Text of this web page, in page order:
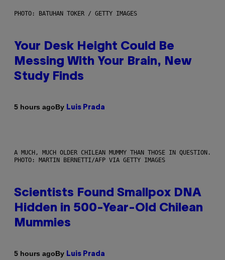
PHOTO: BATUHAN TOKER / GETTY IMAGES
Your Desk Height Could Be
Messing With Your Brain, New
Study Finds
5 hours agoBy Luis Prada
A MUCH, MUCH OLDER CHILEAN MUMMY THAN THOSE IN QUESTION.
PHOTO: MARTIN BERNETTI/AFP VIA GETTY IMAGES
Scientists Found Smallpox DNA
Hidden in 500-Year-Old Chilean
Mummies
5 hours agoBy Luis Prada